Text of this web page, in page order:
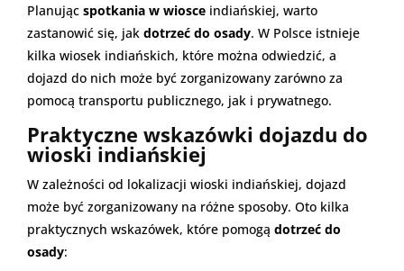
Planując spotkania w wiosce indiańskiej, warto
zastanowić się, jak dotrzeć do osady. W Polsce istnieje
kilka wiosek indiańskich, które można odwiedzić, a
dojazd do nich może być zorganizowany zarówno za
pomocą transportu publicznego, jak i prywatnego.
Praktyczne wskazówki dojazdu do
wioski indiańskiej
W zależności od lokalizacji wioski indiańskiej, dojazd
może być zorganizowany na różne sposoby. Oto kilka
praktycznych wskazówek, które pomogą dotrzeć do
osady: